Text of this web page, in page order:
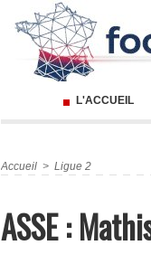
L'ACCUEIL
Accueil > Ligue 2
ASSE :